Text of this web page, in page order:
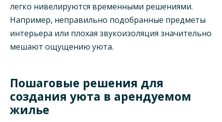
легко нивелируются временными решениями.
Например, неправильно подобранные предметы
интерьера или плохая звукоизоляция значительно
мешают ощущению уюта.
Пошаговые решения для
создания уюта в арендуемом
жилье